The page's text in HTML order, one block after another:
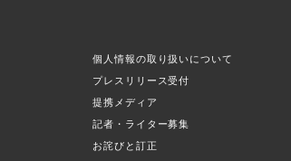
個人情報の取り扱いについて
プレスリリース受付
提携メディア
記者・ライター募集
お詫びと訂正